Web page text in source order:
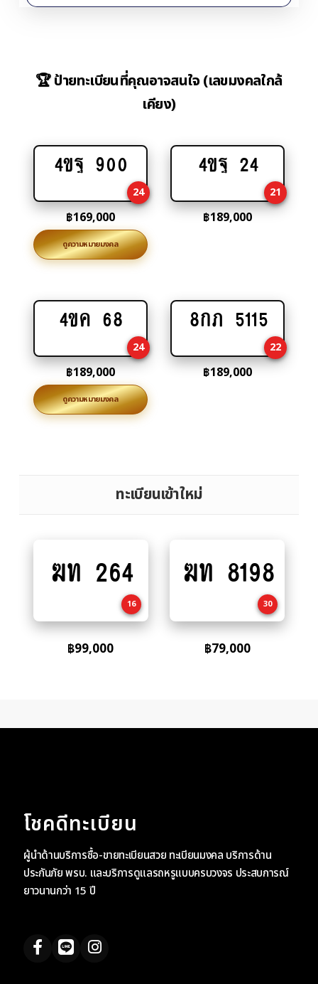
🏆 ป้ายทะเบียนที่คุณอาจสนใจ (เลขมงคลใกล้
เคียง)
Add
cart
4ขฐ 900
24
฿169,000
ดูความหมายมงคล
Add
cart
4ขฐ 24
21
฿189,000
Add
cart
4ขค 68
24
฿189,000
ดูความหมายมงคล
Add
cart
8กภ 5115
22
฿189,000
ทะเบียนเข้าใหม่
to
ฆท 264
16
฿99,000
to
ฆท 8198
30
฿79,000
โชคดีทะเบียน
ผู้นำด้านบริการซื้อ-ขายทะเบียนสวย ทะเบียนมงคล บริการด้าน
ประกันภัย พรบ. และบริการดูแลรถหรูแบบครบวงจร ประสบการณ์
ยาวนานกว่า 15 ปี